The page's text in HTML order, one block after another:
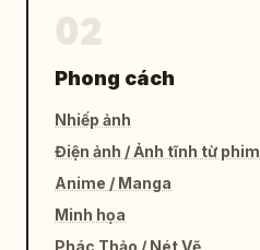
Phong cách
Nhiếp ảnh
Điện ảnh / Ảnh tĩnh từ phim
Anime / Manga
Minh họa
Phác Thảo / Nét Vẽ